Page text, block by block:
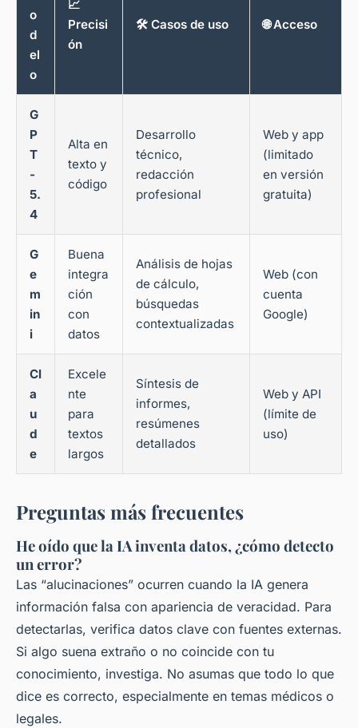
o
d
el
o
📈
Precisi
ón
🛠️ Casos de uso 🌐 Acceso
G
P
T
-
5.
4
Alta en
texto y
código
Desarrollo
técnico,
redacción
profesional
Web y app
(limitado
en versión
gratuita)
G
e
m
in
i
Buena
integra
ción
con
datos
Análisis de hojas
de cálculo,
búsquedas
contextualizadas
Web (con
cuenta
Google)
Cl
a
u
d
e
Excele
nte
para
textos
largos
Síntesis de
informes,
resúmenes
detallados
Web y API
(límite de
uso)
Preguntas más frecuentes
He oído que la IA inventa datos, ¿cómo detecto
un error?
Las “alucinaciones” ocurren cuando la IA genera
información falsa con apariencia de veracidad. Para
detectarlas, verifica datos clave con fuentes externas.
Si algo suena extraño o no coincide con tu
conocimiento, investiga. No asumas que todo lo que
dice es correcto, especialmente en temas médicos o
legales.